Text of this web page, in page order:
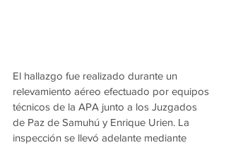
El hallazgo fue realizado durante un
relevamiento aéreo efectuado por equipos
técnicos de la APA junto a los Juzgados
de Paz de Samuhú y Enrique Urien. La
inspección se llevó adelante mediante